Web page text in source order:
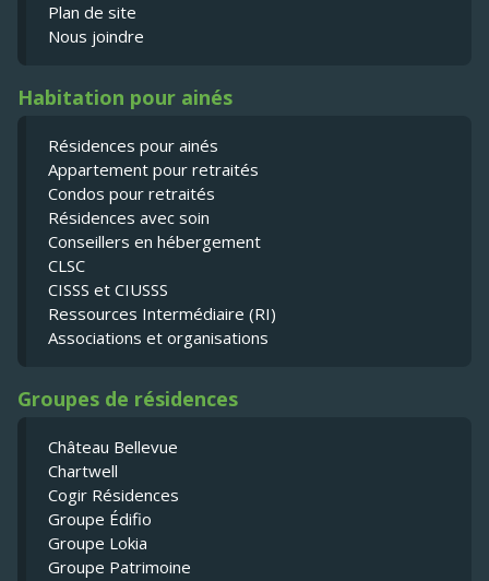
Plan de site
Nous joindre
Habitation pour ainés
Résidences pour ainés
Appartement pour retraités
Condos pour retraités
Résidences avec soin
Conseillers en hébergement
CLSC
CISSS et CIUSSS
Ressources Intermédiaire (RI)
Associations et organisations
Groupes de résidences
Château Bellevue
Chartwell
Cogir Résidences
Groupe Édifio
Groupe Lokia
Groupe Patrimoine